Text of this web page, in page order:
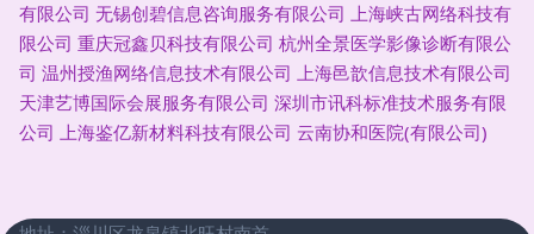
有限公司 无锡创碧信息咨询服务有限公司 上海峡古网络科技有
限公司 重庆冠鑫贝科技有限公司 杭州全景医学影像诊断有限公
司 温州授渔网络信息技术有限公司 上海邑歆信息技术有限公司
天津艺博国际会展服务有限公司 深圳市讯科标准技术服务有限
公司 上海鉴亿新材料科技有限公司 云南协和医院(有限公司)